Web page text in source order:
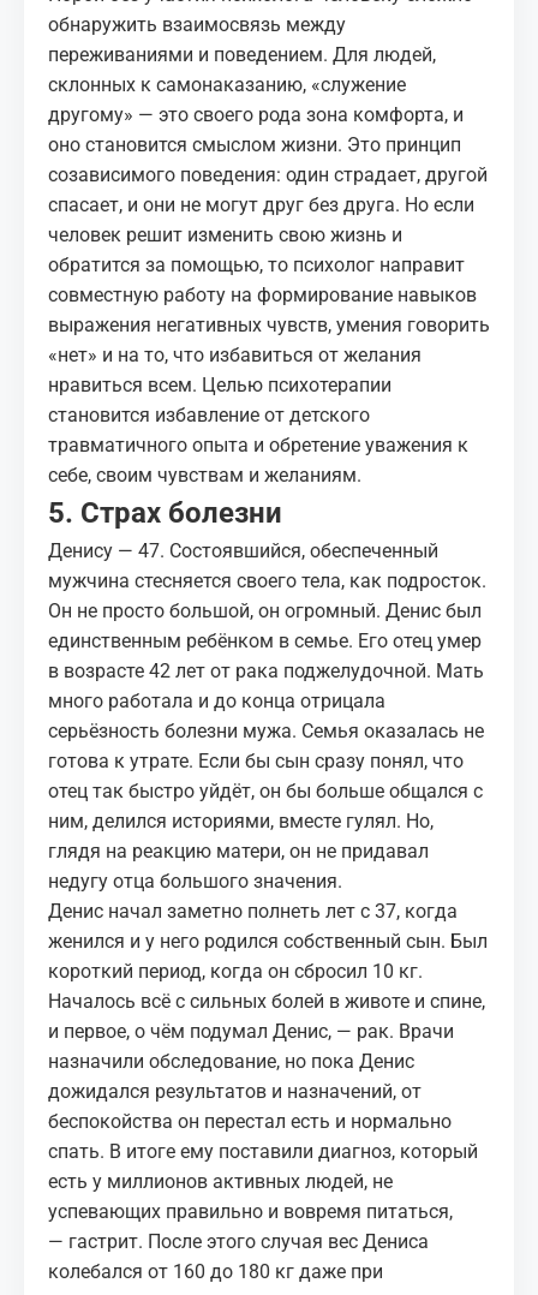
обнаружить взаимосвязь между
переживаниями и поведением. Для людей,
склонных к самонаказанию, «служение
другому» — это своего рода зона комфорта, и
оно становится смыслом жизни. Это принцип
созависимого поведения: один страдает, другой
спасает, и они не могут друг без друга. Но если
человек решит изменить свою жизнь и
обратится за помощью, то психолог направит
совместную работу на формирование навыков
выражения негативных чувств, умения говорить
«нет» и на то, что избавиться от желания
нравиться всем. Целью психотерапии
становится избавление от детского
травматичного опыта и обретение уважения к
себе, своим чувствам и желаниям.
5. Страх болезни
Денису — 47. Состоявшийся, обеспеченный
мужчина стесняется своего тела, как подросток.
Он не просто большой, он огромный. Денис был
единственным ребёнком в семье. Его отец умер
в возрасте 42 лет от рака поджелудочной. Мать
много работала и до конца отрицала
серьёзность болезни мужа. Семья оказалась не
готова к утрате. Если бы сын сразу понял, что
отец так быстро уйдёт, он бы больше общался с
ним, делился историями, вместе гулял. Но,
глядя на реакцию матери, он не придавал
недугу отца большого значения.
Денис начал заметно полнеть лет с 37, когда
женился и у него родился собственный сын. Был
короткий период, когда он сбросил 10 кг.
Началось всё с сильных болей в животе и спине,
и первое, о чём подумал Денис, — рак. Врачи
назначили обследование, но пока Денис
дожидался результатов и назначений, от
беспокойства он перестал есть и нормально
спать. В итоге ему поставили диагноз, который
есть у миллионов активных людей, не
успевающих правильно и вовремя питаться,
— гастрит. После этого случая вес Дениса
колебался от 160 до 180 кг даже при